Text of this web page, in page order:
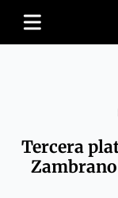
Tercera